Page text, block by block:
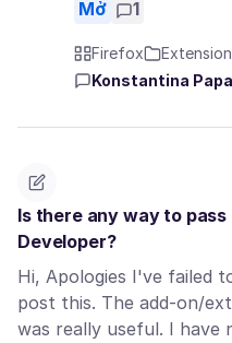
Mở 1
Firefox
Konstantina
Is there any way to
Developer?
Hi, Apologies I've failed
post this. The add-on/
was really useful. I have